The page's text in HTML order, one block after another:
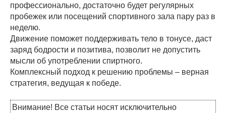
профессионально, достаточно будет регулярных
пробежек или посещений спортивного зала пару раз в
неделю.
Движение поможет поддерживать тело в тонусе, даст
заряд бодрости и позитива, позволит не допустить
мысли об употреблении спиртного.
Комплексный подход к решению проблемы – верная
стратегия, ведущая к победе.
Внимание! Все статьи носят исключительно